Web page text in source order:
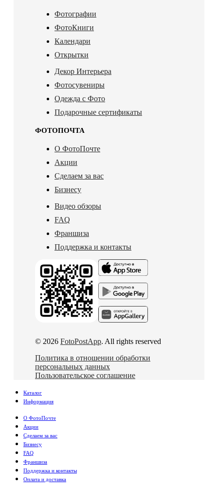
Фотографии
ФотоКниги
Календари
Открытки
Декор Интерьера
Фотосувениры
Одежда с Фото
Подарочные сертификаты
ФОТОПОЧТА
О ФотоПочте
Акции
Сделаем за вас
Бизнесу
Видео обзоры
FAQ
Франшиза
Поддержка и контакты
© 2026 FotoPostApp. All rights reserved
Политика в отношении обработки
персональных данных
Пользовательское соглашение
Каталог
Информация
О ФотоПочте
Акции
Сделаем за вас
Бизнесу
FAQ
Франшиза
Поддержка и контакты
Оплата и доставка